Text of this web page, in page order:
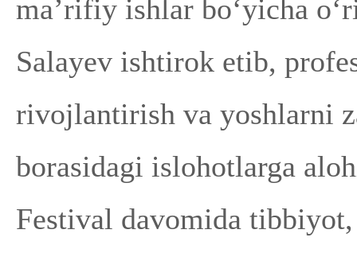
ma’rifiy ishlar bo‘yicha
Salayev ishtirok etib,
rivojlantirish va yoshlarni
borasidagi islohotlarga
Festival davomida